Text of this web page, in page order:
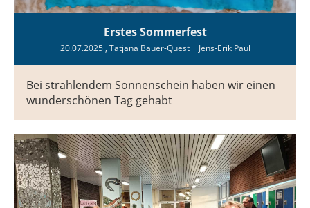
Erstes Sommerfest
20.07.2025, Tatjana Bauer-Quest + Jens-Erik Paul
Bei strahlendem Sonnenschein haben wir einen
wunderschönen Tag gehabt